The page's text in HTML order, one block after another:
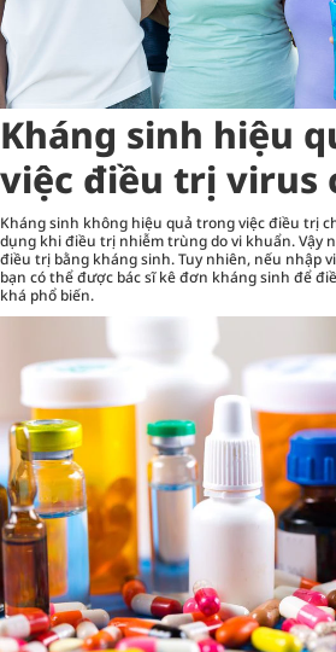
Kháng sinh hiệu
việc điều trị virus
Kháng sinh không hiệu quả trong việc điều trị
dụng khi điều trị nhiễm trùng do vi khuẩn. Vậy
điều trị bằng kháng sinh. Tuy nhiên, nếu nhập
bạn có thể được bác sĩ kê đơn kháng sinh để
khá phổ biến.